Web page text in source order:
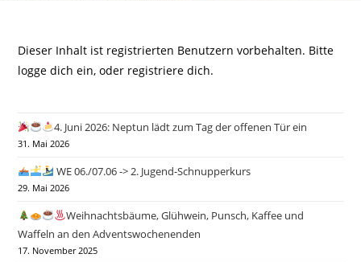
Dieser Inhalt ist registrierten Benutzern vorbehalten. Bitte
logge dich ein, oder registriere dich.
4. Juni 2026: Neptun lädt zum Tag der offenen Tür ein
31. Mai 2026
WE 06./07.06 -> 2. Jugend-Schnupperkurs
29. Mai 2026
Weihnachtsbäume, Glühwein, Punsch, Kaffee und
Waffeln an den Adventswochenenden
17. November 2025